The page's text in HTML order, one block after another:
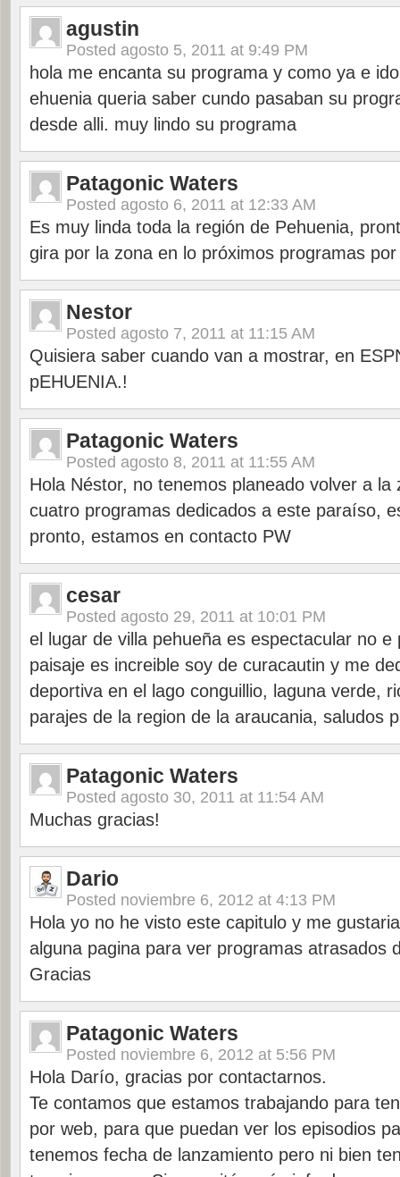
agustin
Posted agosto 5, 2011 at 9:49 PM
hola me encanta su programa y como ya e
ehuenia queria saber cundo pasaban su
desde alli. muy lindo su programa
Patagonic Waters
Posted agosto 6, 2011 at 12:33 AM
Es muy linda toda la región de Pehuenia,
gira por la zona en lo próximos programas
Nestor
Posted agosto 7, 2011 at 11:15 AM
Quisiera saber cuando van a mostrar, en
pEHUENIA.!
Patagonic Waters
Posted agosto 8, 2011 at 11:55 AM
Hola Néstor, no tenemos planeado volver a la
cuatro programas dedicados a este paraíso,
pronto, estamos en contacto PW
cesar
Posted agosto 29, 2011 at 10:01 PM
el lugar de villa pehueña es espectacular no e
paisaje es increible soy de curacautin y me
deportiva en el lago conguillio, laguna verde,
parajes de la region de la araucania, saludos
Patagonic Waters
Posted agosto 30, 2011 at 11:54 AM
Muchas gracias!
Dario
Posted noviembre 6, 2012 at 4:13 PM
Hola yo no he visto este capitulo y me
alguna pagina para ver programas atrasados
Gracias
Patagonic Waters
Posted noviembre 6, 2012 at 5:56 PM
Hola Darío, gracias por contactarnos.
Te contamos que estamos trabajando para
por web, para que puedan ver los episodios
tenemos fecha de lanzamiento pero ni bien